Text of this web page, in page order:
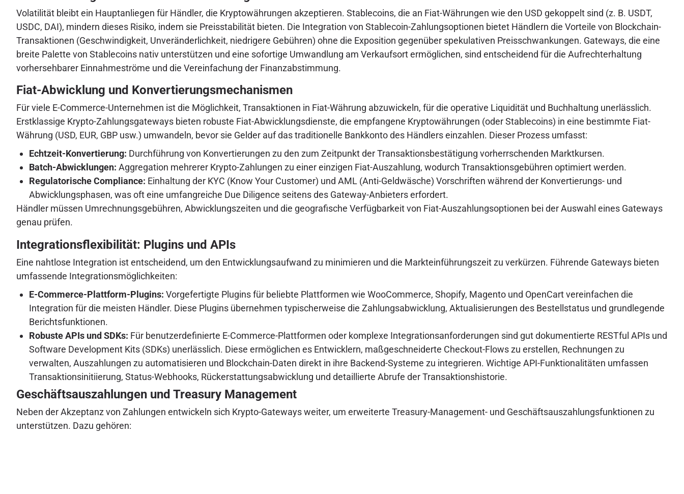
Volatilität bleibt ein Hauptanliegen für Händler, die Kryptowährungen akzeptieren. Stablecoins, die an Fiat-Währungen wie den USD gekoppelt sind (z. B. USDT,
USDC, DAI), mindern dieses Risiko, indem sie Preisstabilität bieten. Die Integration von Stablecoin-Zahlungsoptionen bietet Händlern die Vorteile von Blockchain-
Transaktionen (Geschwindigkeit, Unveränderlichkeit, niedrigere Gebühren) ohne die Exposition gegenüber spekulativen Preisschwankungen. Gateways, die eine
breite Palette von Stablecoins nativ unterstützen und eine sofortige Umwandlung am Verkaufsort ermöglichen, sind entscheidend für die Aufrechterhaltung
vorhersehbarer Einnahmeströme und die Vereinfachung der Finanzabstimmung.
Fiat-Abwicklung und Konvertierungsmechanismen
Für viele E-Commerce-Unternehmen ist die Möglichkeit, Transaktionen in Fiat-Währung abzuwickeln, für die operative Liquidität und Buchhaltung unerlässlich.
Erstklassige Krypto-Zahlungsgateways bieten robuste Fiat-Abwicklungsdienste, die empfangene Kryptowährungen (oder Stablecoins) in eine bestimmte Fiat-
Währung (USD, EUR, GBP usw.) umwandeln, bevor sie Gelder auf das traditionelle Bankkonto des Händlers einzahlen. Dieser Prozess umfasst:
Echtzeit-Konvertierung: Durchführung von Konvertierungen zu den zum Zeitpunkt der Transaktionsbestätigung vorherrschenden Marktkursen.
Batch-Abwicklungen: Aggregation mehrerer Krypto-Zahlungen zu einer einzigen Fiat-Auszahlung, wodurch Transaktionsgebühren optimiert werden.
Regulatorische Compliance: Einhaltung der KYC (Know Your Customer) und AML (Anti-Geldwäsche) Vorschriften während der Konvertierungs- und
Abwicklungsphasen, was oft eine umfangreiche Due Diligence seitens des Gateway-Anbieters erfordert.
Händler müssen Umrechnungsgebühren, Abwicklungszeiten und die geografische Verfügbarkeit von Fiat-Auszahlungsoptionen bei der Auswahl eines Gateways
genau prüfen.
Integrationsflexibilität: Plugins und APIs
Eine nahtlose Integration ist entscheidend, um den Entwicklungsaufwand zu minimieren und die Markteinführungszeit zu verkürzen. Führende Gateways bieten
umfassende Integrationsmöglichkeiten:
E-Commerce-Plattform-Plugins: Vorgefertigte Plugins für beliebte Plattformen wie WooCommerce, Shopify, Magento und OpenCart vereinfachen die
Integration für die meisten Händler. Diese Plugins übernehmen typischerweise die Zahlungsabwicklung, Aktualisierungen des Bestellstatus und grundlegende
Berichtsfunktionen.
Robuste APIs und SDKs: Für benutzerdefinierte E-Commerce-Plattformen oder komplexe Integrationsanforderungen sind gut dokumentierte RESTful APIs und
Software Development Kits (SDKs) unerlässlich. Diese ermöglichen es Entwicklern, maßgeschneiderte Checkout-Flows zu erstellen, Rechnungen zu
verwalten, Auszahlungen zu automatisieren und Blockchain-Daten direkt in ihre Backend-Systeme zu integrieren. Wichtige API-Funktionalitäten umfassen
Transaktionsinitiierung, Status-Webhooks, Rückerstattungsabwicklung und detaillierte Abrufe der Transaktionshistorie.
Geschäftsauszahlungen und Treasury Management
Neben der Akzeptanz von Zahlungen entwickeln sich Krypto-Gateways weiter, um erweiterte Treasury-Management- und Geschäftsauszahlungsfunktionen zu
unterstützen. Dazu gehören: